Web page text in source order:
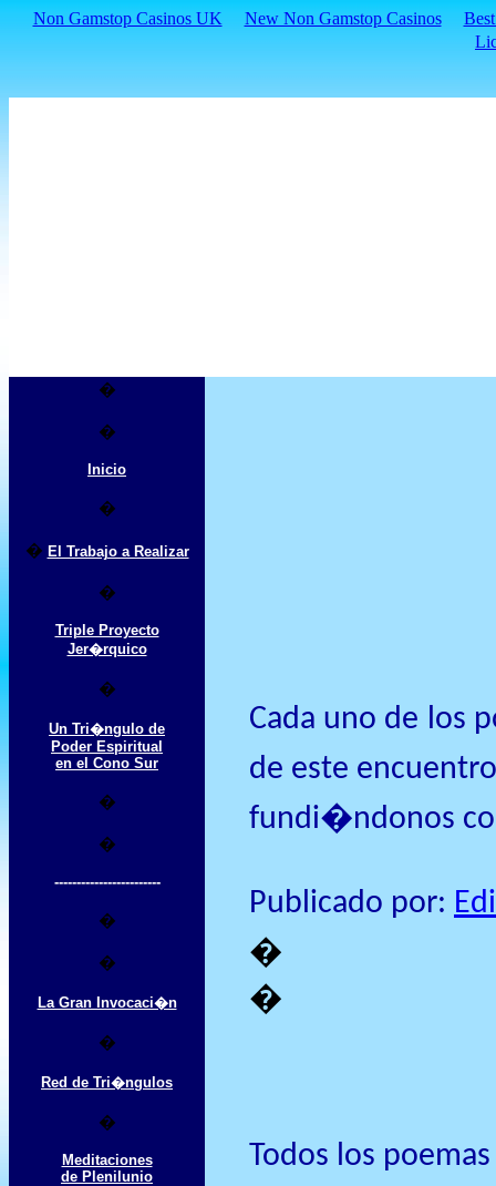
Non Gamstop Casinos UK New Non Gamstop Casinos
�
�
Inicio
�
� El Trabajo a Realizar
�
Triple Proyecto
Jer�rquico
�
Un Tri�ngulo de
Poder Espiritual
en el Cono Sur
�
�
------------------------
�
�
La Gran Invocaci�n
�
Red de Tri�ngulos
�
Meditaciones
de Plenilunio
Cada uno de los
de este
fundi�ndonos
Publicado por:
�
�
Todos los